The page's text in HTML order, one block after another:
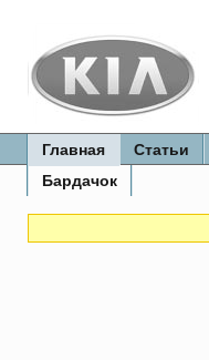
Главная Статьи
Бардачок